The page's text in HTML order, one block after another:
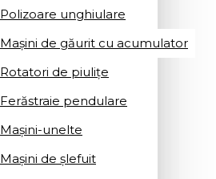
Polizoare unghiulare
Mașini de găurit cu acumulator
Rotatori de piuliţe
Ferăstraie pendulare
Mașini-unelte
Mașini de șlefuit